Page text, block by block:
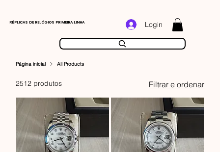
RÉPLICAS DE RELÓGIOS PRIMEIRA LINHA Login
Página inicial All Products
2512 produtos Filtrar e ordenar